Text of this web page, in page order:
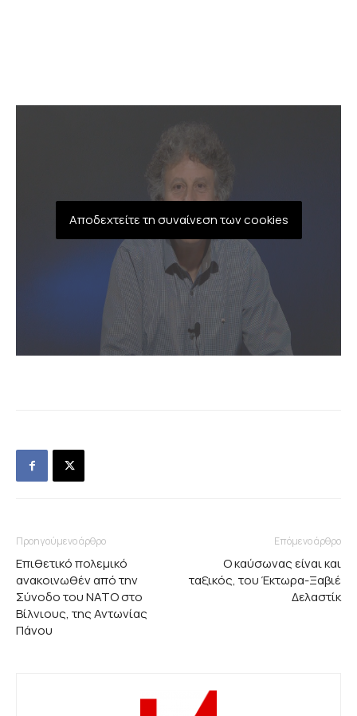
Αποδεχτείτε τη συναίνεση των cookies
Προηγούμενο άρθρο
Επιθετικό πολεμικό
ανακοινωθέν από την
Σύνοδο του ΝΑΤΟ στο
Βίλνιους, της Αντωνίας
Πάνου
Επόμενο άρθρο
Ο καύσωνας είναι και
ταξικός, του Έκτωρα-Ξαβιέ
Δελαστίκ